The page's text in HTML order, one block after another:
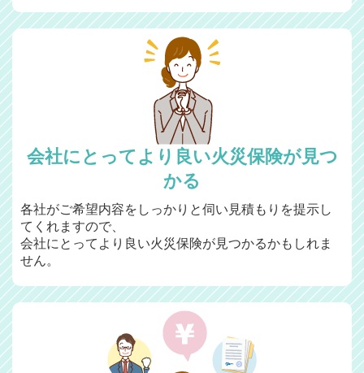
会社にとってより良い火災保険が見つ
かる
各社がご希望内容をしっかりと伺い見積もりを提示し
てくれますので、
会社にとってより良い火災保険が見つかるかもしれま
せん。